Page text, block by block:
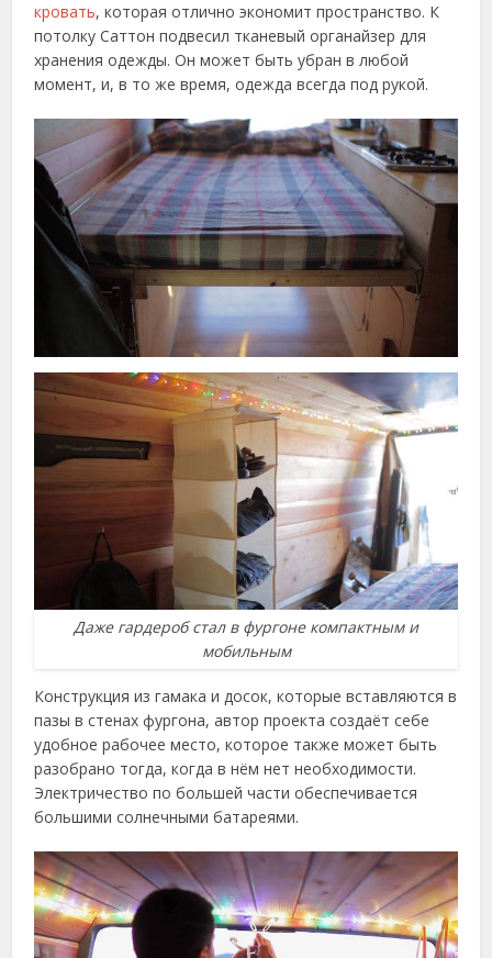
кровать, которая отлично экономит пространство. К
потолку Саттон подвесил тканевый органайзер для
хранения одежды. Он может быть убран в любой
момент, и, в то же время, одежда всегда под рукой.
Даже гардероб стал в фургоне компактным и
мобильным
Конструкция из гамака и досок, которые вставляются в
пазы в стенах фургона, автор проекта создаёт себе
удобное рабочее место, которое также может быть
разобрано тогда, когда в нём нет необходимости.
Электричество по большей части обеспечивается
большими солнечными батареями.